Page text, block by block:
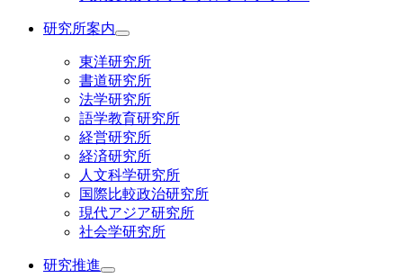
研究所案内
東洋研究所
書道研究所
法学研究所
語学教育研究所
経営研究所
経済研究所
人文科学研究所
国際比較政治研究所
現代アジア研究所
社会学研究所
研究推進